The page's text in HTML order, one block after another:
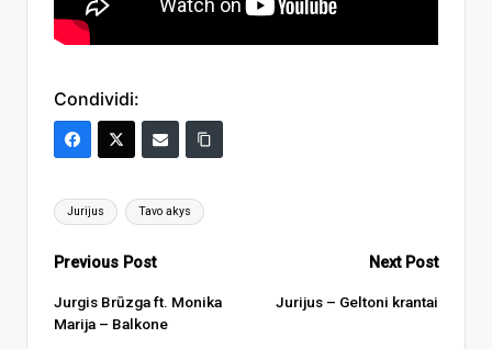
Condividi:
Tags:
Jurijus Tavo akys
Post
navigation
Previous Post
Jurgis Brūzga ft. Monika
Marija – Balkone
Next Post
Jurijus – Geltoni krantai